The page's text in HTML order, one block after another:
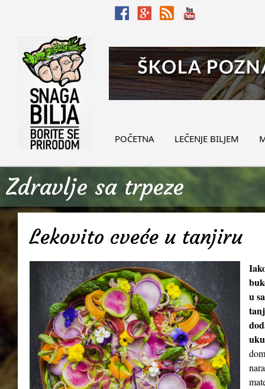
POČETNA LEČENJE BILJEM
Zdravlje sa trpeze
Lekovito cveće u tanjiru
u